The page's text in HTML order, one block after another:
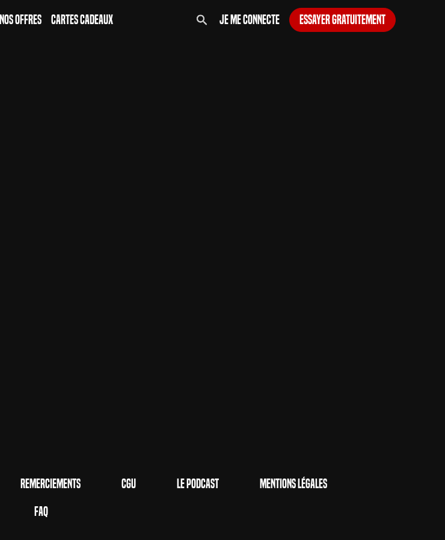
Nos Offres Cartes Cadeaux Je me connecte Essayer gratuitement
Remerciements CGU Le Podcast
Mentions Légales
FAQ